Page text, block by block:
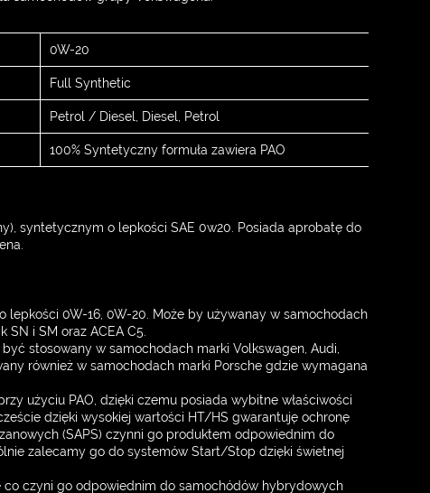
0W-20
Full Synthetic
Petrol / Diesel, Diesel, Petrol
100% Syntetyczny formuła zawiera PAO
syntetycznym o lepkości SAE 0w20. Posiada aprobatę do
lepkości 0W-16, 0W-20. Może by używanay w samochodach
i SM oraz ACEA C5.
stosowany w samochodach marki Volkswagen, Audi,
również w samochodach marki Porsche gdzie wymagana
użyciu PAO, dzięki czemu posiada wybitne właściwości
dzięki wysokiej wartości HT/HS gwarantuję ochronę
(SAPS) czynni go produktem odpowiednim do
zalecamy go do systemów Start/Stop dzięki świetnej
co czyni go odpowiednim do samochódów hybrydowych